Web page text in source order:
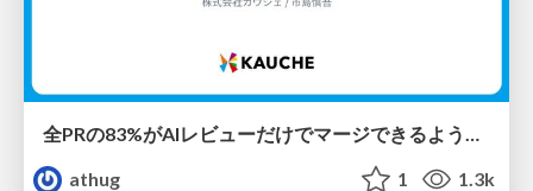
athug
1 1.3k